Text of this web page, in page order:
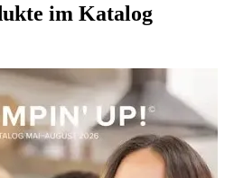
im Katalog